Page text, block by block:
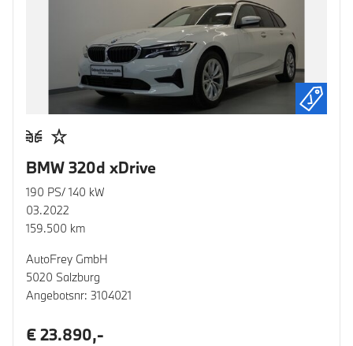
BMW 320d xDrive
190 PS/ 140 kW
03.2022
159.500 km
AutoFrey GmbH
5020 Salzburg
Angebotsnr: 3104021
€ 23.890,-